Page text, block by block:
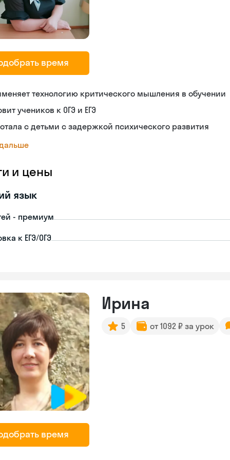
время
технологию критического мышления в обучении
учеников к ОГЭ и ЕГЭ
с детьми с задержкой психического развития
и цены
язык
- премиум
к ЕГЭ/ОГЭ
время
Ирина
5 от 1092 ₽ за урок